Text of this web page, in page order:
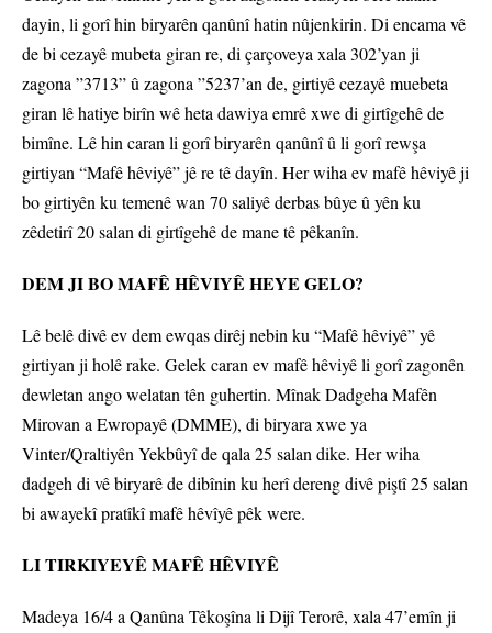
dayin, li gorî hin biryarên qanûnî hatin nûjenkirin. Di encama vê
de bi cezayê mubeta giran re, di çarçoveya xala 302’yan ji
zagona ”3713” û zagona ”5237’an de, girtiyê cezayê muebeta
giran lê hatiye birîn wê heta dawiya emrê xwe di girtîgehê de
bimîne. Lê hin caran li gorî biryarên qanûnî û li gorî rewşa
girtiyan “Mafê hêviyê” jê re tê dayîn. Her wiha ev mafê hêviyê ji
bo girtiyên ku temenê wan 70 saliyê derbas bûye û yên ku
zêdetirî 20 salan di girtîgehê de mane tê pêkanîn.
DEM JI BO MAFÊ HÊVIYÊ HEYE GELO?
Lê belê divê ev dem ewqas dirêj nebin ku “Mafê hêviyê” yê
girtiyan ji holê rake. Gelek caran ev mafê hêviyê li gorî zagonên
dewletan ango welatan tên guhertin. Mînak Dadgeha Mafên
Mirovan a Ewropayê (DMME), di biryara xwe ya
Vinter/Qraltiyên Yekbûyî de qala 25 salan dike. Her wiha
dadgeh di vê biryarê de dibînin ku herî dereng divê piştî 25 salan
bi awayekî pratîkî mafê hêvîyê pêk were.
LI TIRKIYEYÊ MAFÊ HÊVIYÊ
Madeya 16/4 a Qanûna Têkoşîna li Dijî Terorê, xala 47’emîn ji